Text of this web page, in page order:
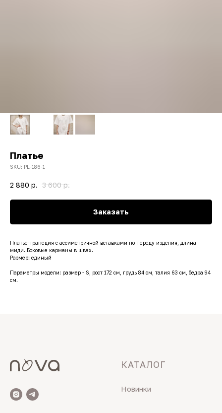
Платье
SKU: PL-186-1
2 880 р. 3 600 р.
Заказать
Платье-трапеция с ассиметричной вставками по переду изделия, длина
миди. Боковые карманы в швах.
Размер: единый
Параметры модели: размер - S, рост 172 см, грудь 84 см, талия 63 см, бедра 94
см.
КАТАЛОГ
Новинки